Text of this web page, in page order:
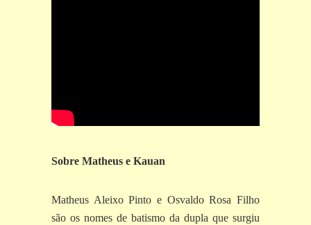
Sobre Matheus e Kauan
Matheus Aleixo Pinto e Osvaldo Rosa Filho
são os nomes de batismo da dupla que surgiu